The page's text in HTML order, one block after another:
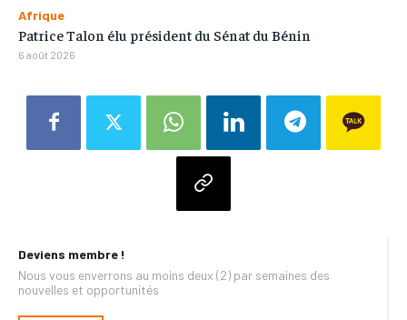
Deviens membre !
Nous vous enverrons au moins deux (2) par semaines des
nouvelles et opportunités
Afrique
Patrice Talon élu président du Sénat du Bénin
6 août 2026